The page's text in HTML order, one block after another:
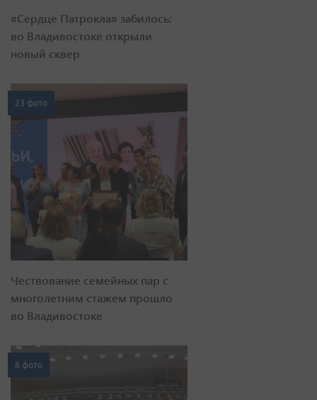
«Сердце Патрокла» забилось:
во Владивостоке открыли
новый сквер
23 фото
Чествование семейных пар с
многолетним стажем прошло
во Владивостоке
8 фото